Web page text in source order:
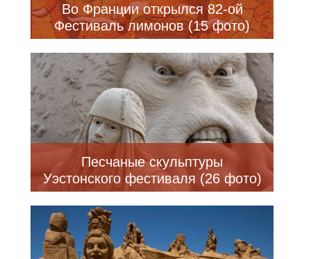
Во Франции открылся 82-ой
Фестиваль лимонов (15 фото)
Песчаные скульптуры
Уэстонского фестиваля (26 фото)